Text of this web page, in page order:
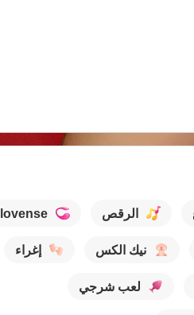
الرقص lovense
نيك الكس إغراء
لعب شرجي